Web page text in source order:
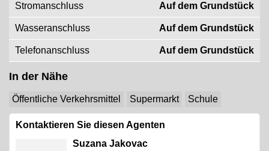
Stromanschluss Auf dem Grundstück
Wasseranschluss Auf dem Grundstück
Telefonanschluss Auf dem Grundstück
In der Nähe
Öffentliche Verkehrsmittel Supermarkt Schule
Kontaktieren Sie diesen Agenten
Suzana Jakovac